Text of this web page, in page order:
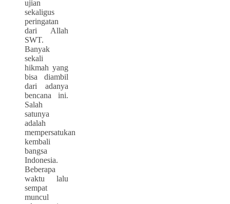
ujian
sekaligus
peringatan
dari Allah
SWT.
Banyak
sekali
hikmah yang
bisa diambil
dari adanya
bencana ini.
Salah
satunya
adalah
mempersatukan
kembali
bangsa
Indonesia.
Beberapa
waktu lalu
sempat
muncul